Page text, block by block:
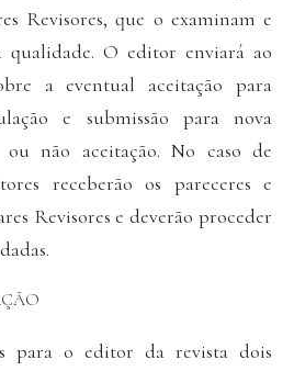
Revisores, que o examinam e
qualidade. O editor enviará ao
a eventual aceitação para
e submissão para nova
ou não aceitação. No caso de
receberão os pareceres e
Revisores e deverão proceder
para o editor da revista dois